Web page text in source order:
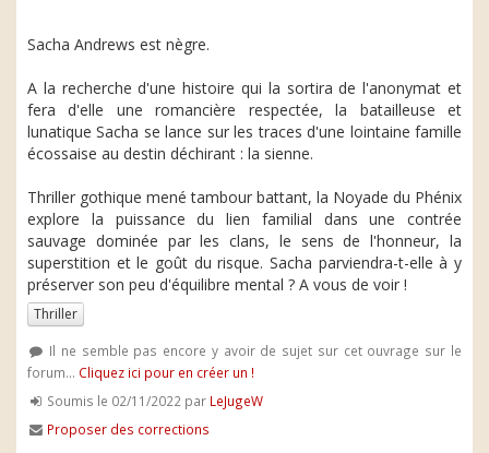
Sacha Andrews est nègre.
A la recherche d'une histoire qui la sortira de l'anonymat et
fera d'elle une romancière respectée, la batailleuse et
lunatique Sacha se lance sur les traces d'une lointaine famille
écossaise au destin déchirant : la sienne.
Thriller gothique mené tambour battant, la Noyade du Phénix
explore la puissance du lien familial dans une contrée
sauvage dominée par les clans, le sens de l'honneur, la
superstition et le goût du risque. Sacha parviendra-t-elle à y
préserver son peu d'équilibre mental ? A vous de voir !
Thriller
Il ne semble pas encore y avoir de sujet sur cet ouvrage sur le
forum... Cliquez ici pour en créer un !
Soumis le 02/11/2022 par LeJugeW
Proposer des corrections